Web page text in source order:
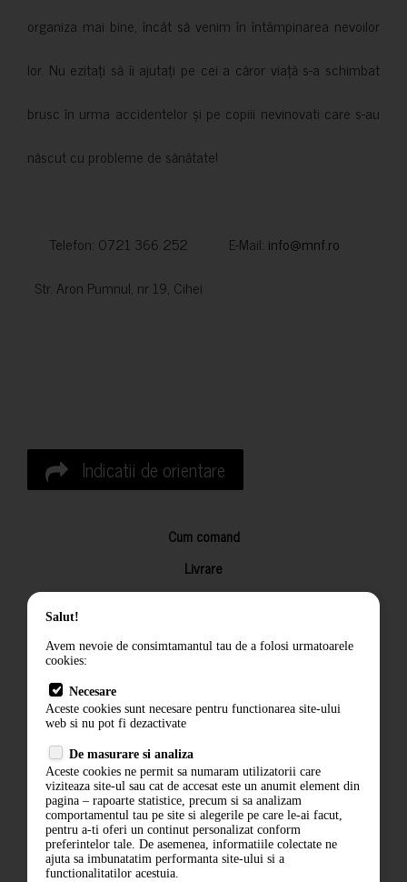
organiza mai bine, încât să venim în întâmpinarea nevoilor
lor. Nu ezitați să îi ajutați pe cei a căror viață s-a schimbat
brusc în urma accidentelor și pe copiii nevinovati care s-au
născut cu probleme de sănătate!
Telefon: 0721 366 252 E-Mail: info@mnf.ro
Str. Aron Pumnul, nr 19, Cihei
Indicatii de orientare
Cum comand
Livrare
Returnarea produselor
Termeni si conditii
Politica de confidentialitate
ANPC
Salut!
Avem nevoie de consimtamantul tau de a folosi urmatoarele
cookies:
Necesare
Aceste cookies sunt necesare pentru functionarea site-ului
web si nu pot fi dezactivate
De masurare si analiza
Aceste cookies ne permit sa numaram utilizatorii care
viziteaza site-ul sau cat de accesat este un anumit element din
pagina – rapoarte statistice, precum si sa analizam
comportamentul tau pe site si alegerile pe care le-ai facut,
pentru a-ti oferi un continut personalizat conform
preferintelor tale. De asemenea, informatiile colectate ne
ajuta sa imbunatatim performanta site-ului si a
functionalitatilor acestuia.